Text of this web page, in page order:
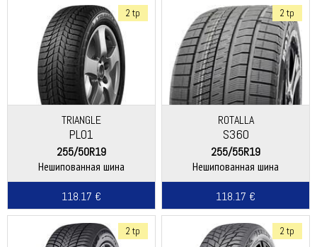
2 tp
TRIANGLE
PL01
255/50R19
Нешипованная шина
118.17 €
2 tp
ROTALLA
S360
255/55R19
Нешипованная шина
118.17 €
2 tp 2 tp